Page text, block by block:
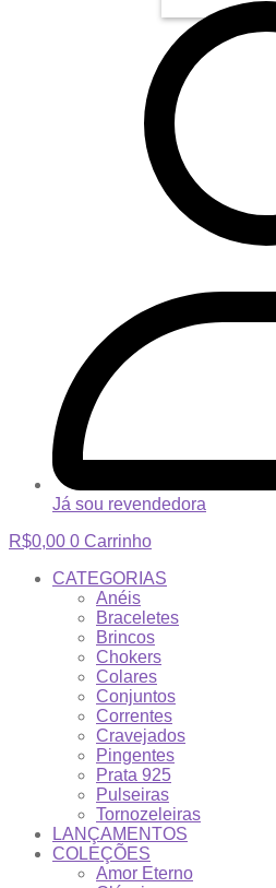
Já sou revendedora
R$0,00 0 Carrinho
CATEGORIAS
Anéis
Braceletes
Brincos
Chokers
Colares
Conjuntos
Correntes
Cravejados
Pingentes
Prata 925
Pulseiras
Tornozeleiras
LANÇAMENTOS
COLEÇÕES
Amor Eterno